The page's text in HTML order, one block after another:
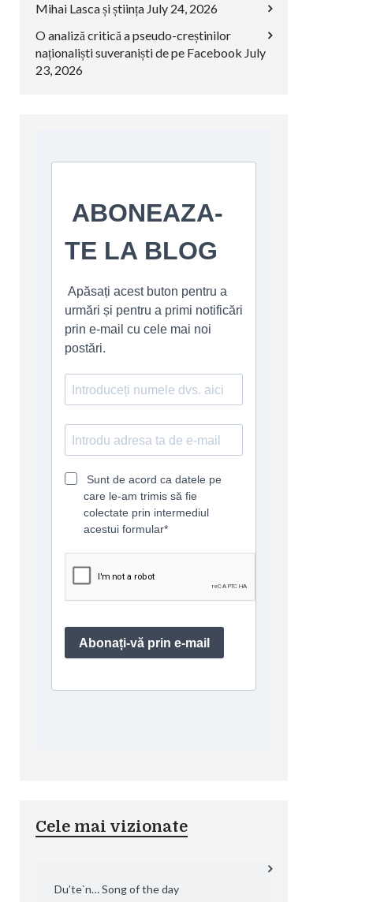
Mihai Lasca și știința July 24, 2026
O analiză critică a pseudo-creștinilor
naționaliști suveraniști de pe Facebook July
23, 2026
Cele mai vizionate
Du’te`n… Song of the day